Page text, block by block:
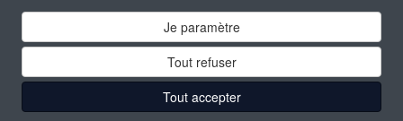
Je paramètre
Tout refuser
Tout accepter